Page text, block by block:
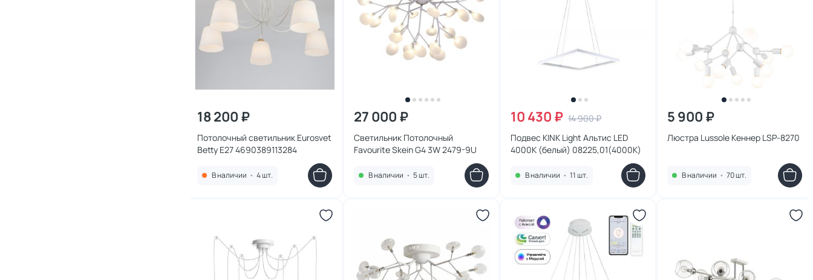
18 200 ₽
Потолочный светильник Eurosvet
Betty E27 4690389113284
В наличии • 4 шт.
27 000 ₽
Светильник Потолочный
Favourite Skein G4 3W 2479-9U
В наличии • 5 шт.
10 430 ₽ 14 900 ₽
Подвес KINK Light Альтис LED
4000К (белый) 08225,01(4000K)
В наличии • 11 шт.
5 900 ₽
Люстра Lussole Кеннер LSP-8270
В наличии • 70 шт.